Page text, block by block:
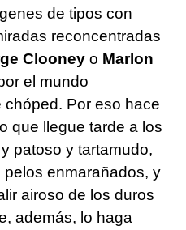
de tipos con
reconcentradas
Clooney o Marlon
el mundo
Por eso hace
que llegue tarde a los
patoso y tartamudo,
enmarañados, y
airoso de los duros
además, lo haga